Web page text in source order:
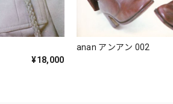
¥18,000
anan アンアン 002